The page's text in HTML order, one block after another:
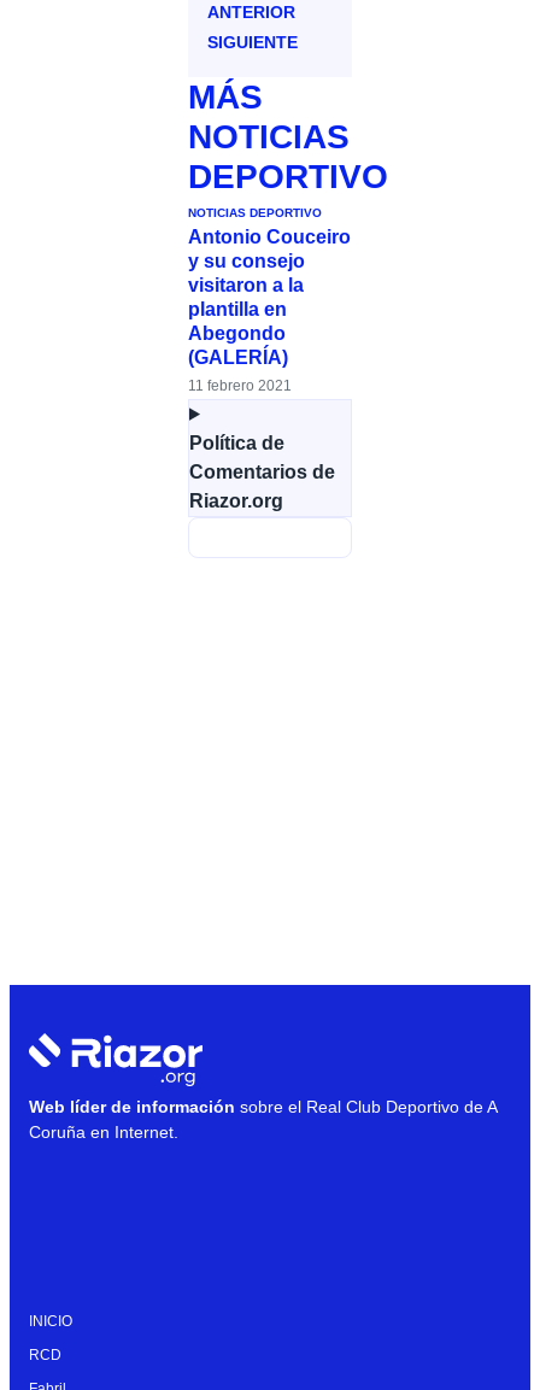
ANTERIOR
SIGUIENTE
MÁS
NOTICIAS
DEPORTIVO
NOTICIAS DEPORTIVO
Antonio Couceiro
y su consejo
visitaron a la
plantilla en
Abegondo
(GALERÍA)
11 febrero 2021
Política de
Comentarios de
Riazor.org
Web líder de información sobre el Real Club Deportivo de A
Coruña en Internet.
INICIO
RCD